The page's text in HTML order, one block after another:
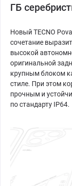
ГБ
Новый TECNO
сочетание
высокой
оригинальной
крупным блоком
стиле. При этом
прочным и
по стандарту IP64.